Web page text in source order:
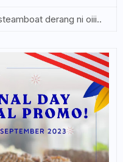
derang ni oiii..